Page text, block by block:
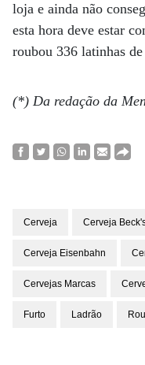
loja e ainda não
esta hora deve estar
roubou 336 latinhas
(*) Da redação da
Cerveja Cerveja
Cerveja Eisenbahn
Cervejas Marcas
Furto Ladrão